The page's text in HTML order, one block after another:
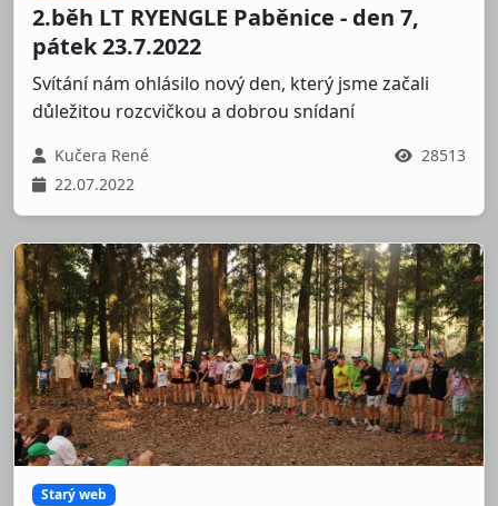
2.běh LT RYENGLE Paběnice - den 7,
pátek 23.7.2022
Svítání nám ohlásilo nový den, který jsme začali
důležitou rozcvičkou a dobrou snídaní
Kučera René
28513
22.07.2022
Starý web